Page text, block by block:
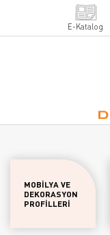
E-Katalog
MOBİLYA VE
DEKORASYON
PROFİLLERİ